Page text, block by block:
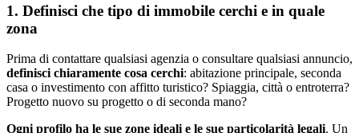
1. Definisci che tipo di immobile cerchi e in quale
zona
Prima di contattare qualsiasi agenzia o consultare qualsiasi annuncio,
definisci chiaramente cosa cerchi: abitazione principale, seconda
casa o investimento con affitto turistico? Spiaggia, città o entroterra?
Progetto nuovo su progetto o di seconda mano?
Ogni profilo ha le sue zone ideali e le sue particolarità legali. Un